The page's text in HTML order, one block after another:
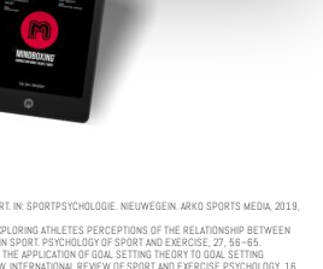
IN: SPORTPSYCHOLOGIE. NIEUWEGEIN. ARKO SPORTS MEDIA, 2019,
ATHLETES PERCEPTIONS OF THE RELATIONSHIP BETWEEN
SPORT. PSYCHOLOGY OF SPORT AND EXERCISE, 27, 56–65.
APPLICATION OF GOAL SETTING THEORY TO GOAL SETTING